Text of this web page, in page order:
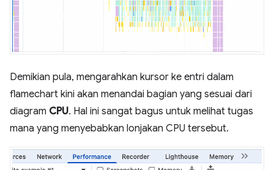
Demikian pula, mengarahkan kursor ke entri dalam
flamechart kini akan menandai bagian yang sesuai dari
diagram CPU. Hal ini sangat bagus untuk melihat tugas
mana yang menyebabkan lonjakan CPU tersebut.